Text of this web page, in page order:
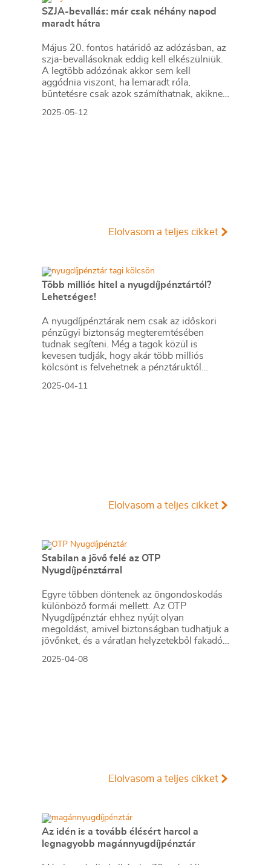
SZJA-bevallás: már csak néhány napod
maradt hátra
Május 20. fontos határidő az adózásban, az
szja-bevallásoknak eddig kell elkészülniük.
A legtöbb adózónak akkor sem kell
aggódnia viszont, ha lemaradt róla,
büntetésre csak azok számíthatnak, akiknek
2025-05-12
Elolvasom a teljes cikket
Több milliós hitel a nyugdíjpénztártól?
Lehetséges!
A nyugdíjpénztárak nem csak az időskori
pénzügyi biztonság megteremtésében
tudnak segíteni. Még a tagok közül is
kevesen tudják, hogy akár több milliós
kölcsönt is felvehetnek a pénztáruktól
2025-04-11
Elolvasom a teljes cikket
Stabilan a jövő felé az OTP
Nyugdíjpénztárral
Egyre többen döntenek az öngondoskodás
különböző formái mellett. Az OTP
Nyugdíjpénztár ehhez nyújt olyan
megoldást, amivel biztonságban tudhatjuk a
jövőnket, és a váratlan helyzetekből fakadó
tudjuk.
2025-04-08
Elolvasom a teljes cikket
Az idén is a tovább élésért harcol a
legnagyobb magánnyugdíjpénztár